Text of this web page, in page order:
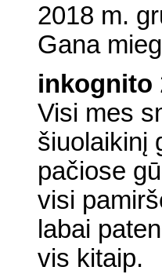
2018 m.
Gana
inkognito
Visi mes
šiuolaikinį
pačiose
visi
labai
vis kitaip.